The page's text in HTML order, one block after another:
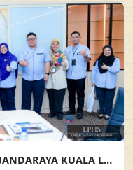
KUNJUNGAN HORMAT DEWAN BANDARAYA KUALA LUMPUR